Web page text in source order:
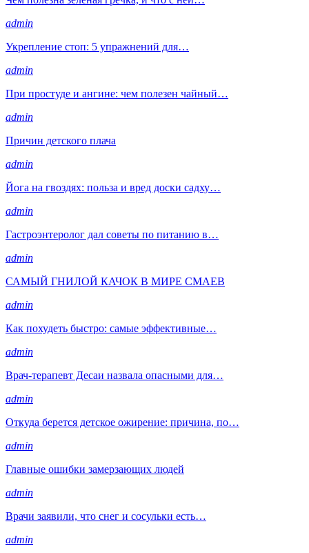
admin
Укрепление стоп: 5 упражнений для…
admin
При простуде и ангине: чем полезен чайный…
admin
Причин детского плача
admin
Йога на гвоздях: польза и вред доски садху…
admin
Гастроэнтеролог дал советы по питанию в…
admin
САМЫЙ ГНИЛОЙ КАЧОК В МИРЕ СМАЕВ
admin
Как похудеть быстро: самые эффективные…
admin
Врач-терапевт Десаи назвала опасными для…
admin
Откуда берется детское ожирение: причина, по…
admin
Главные ошибки замерзающих людей
admin
Врачи заявили, что снег и сосульки есть…
admin